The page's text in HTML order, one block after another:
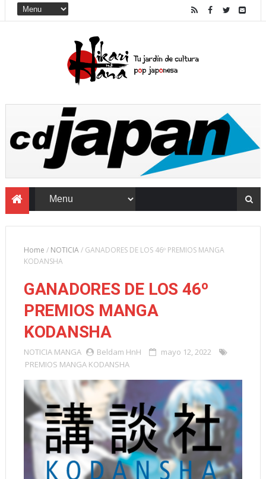
Home / NOTICIA/ GANADORES DE LOS 46º PREMIOS MANGA
KODANSHA
GANADORES DE LOS 46º
PREMIOS MANGA
KODANSHA
NOTICIA MANGA Beldam HnH
mayo 12, 2022
PREMIOS MANGA KODANSHA